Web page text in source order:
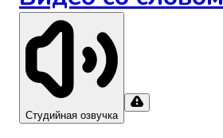
Студийная озвучка